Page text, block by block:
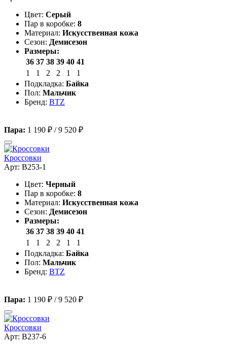
Цвет: Серый
Пар в коробке: 8
Материал: Искусственная кожа
Сезон: Демисезон
Размеры:
36 37 38 39 40 41
1
1 2 2 1
1
Подкладка: Байка
Пол: Мальчик
Бренд: BTZ
Пара: 1 190 ₽ /9 520 ₽
Кроссовки
Арт: B253-1
Цвет: Черный
Пар в коробке: 8
Материал: Искусственная кожа
Сезон: Демисезон
Размеры:
36 37 38 39 40 41
1
1 2 2 1
1
Подкладка: Байка
Пол: Мальчик
Бренд: BTZ
Пара: 1 190 ₽ /9 520 ₽
Кроссовки
Арт: B237-6